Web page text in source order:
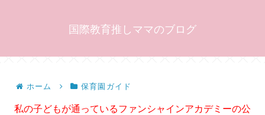
国際教育推しママのブログ
ホーム 保育園ガイド
私の子どもが通っているファンシャインアカデミーの公